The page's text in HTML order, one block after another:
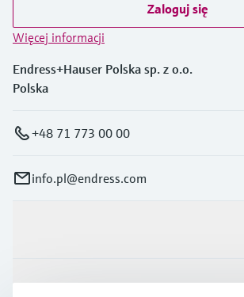
Zaloguj się
Więcej informacji
Endress+Hauser Polska sp. z o.o.
Polska
+48 71 773 00 00
info.pl@endress.com
Przemysł